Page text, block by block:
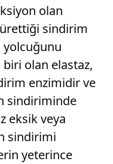
olan
ürettiği sindirim
olan elastaz,
enzimidir ve
sindiriminde
eksik veya
sindirimi
yeterince